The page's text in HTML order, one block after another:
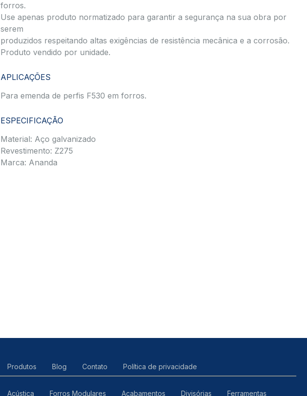
forros.
Use apenas produto normatizado para garantir a segurança na sua obra por
serem
produzidos respeitando altas exigências de resistência mecânica e a corrosão.
Produto vendido por unidade.
APLICAÇÕES
Para emenda de perfis F530 em forros.
ESPECIFICAÇÃO
Material: Aço galvanizado
Revestimento: Z275
Marca: Ananda
Produtos Blog Contato Política de privacidade
Acústica Forros Modulares Acabamentos Divisórias Ferramentas